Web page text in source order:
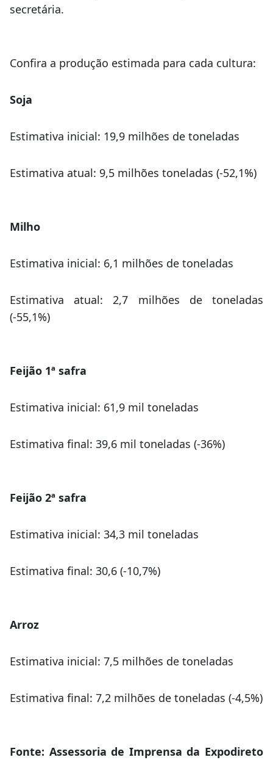
secretária.
Confira a produção estimada para cada cultura:
Soja
Estimativa inicial: 19,9 milhões de toneladas
Estimativa atual: 9,5 milhões toneladas (-52,1%)
Milho
Estimativa inicial: 6,1 milhões de toneladas
Estimativa atual: 2,7 milhões de toneladas
(-55,1%)
Feijão 1ª safra
Estimativa inicial: 61,9 mil toneladas
Estimativa final: 39,6 mil toneladas (-36%)
Feijão 2ª safra
Estimativa inicial: 34,3 mil toneladas
Estimativa final: 30,6 (-10,7%)
Arroz
Estimativa inicial: 7,5 milhões de toneladas
Estimativa final: 7,2 milhões de toneladas (-4,5%)
Fonte: Assessoria de Imprensa da Expodireto